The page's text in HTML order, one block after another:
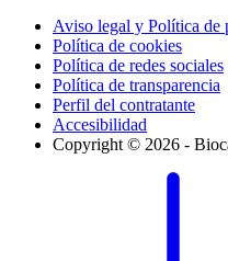
Aviso legal y Política de
Política de cookies
Política de redes sociales
Política de transparencia
Perfil del contratante
Accesibilidad
Copyright © 2026 -